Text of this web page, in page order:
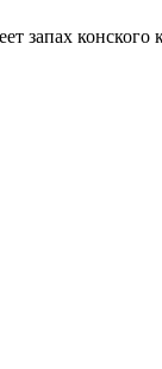
запах конского